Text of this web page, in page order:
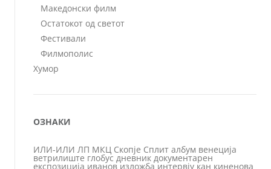
Македонски филм
Остатокот од светот
Фестивали
Филмополис
Хумор
ОЗНАКИ
ИЛИ-ИЛИ ЛП МКЦ Скопје Сплит албум венеција
ветрилиште глобус дневник документарен
експозиција иванов изложба интервју кан киненова